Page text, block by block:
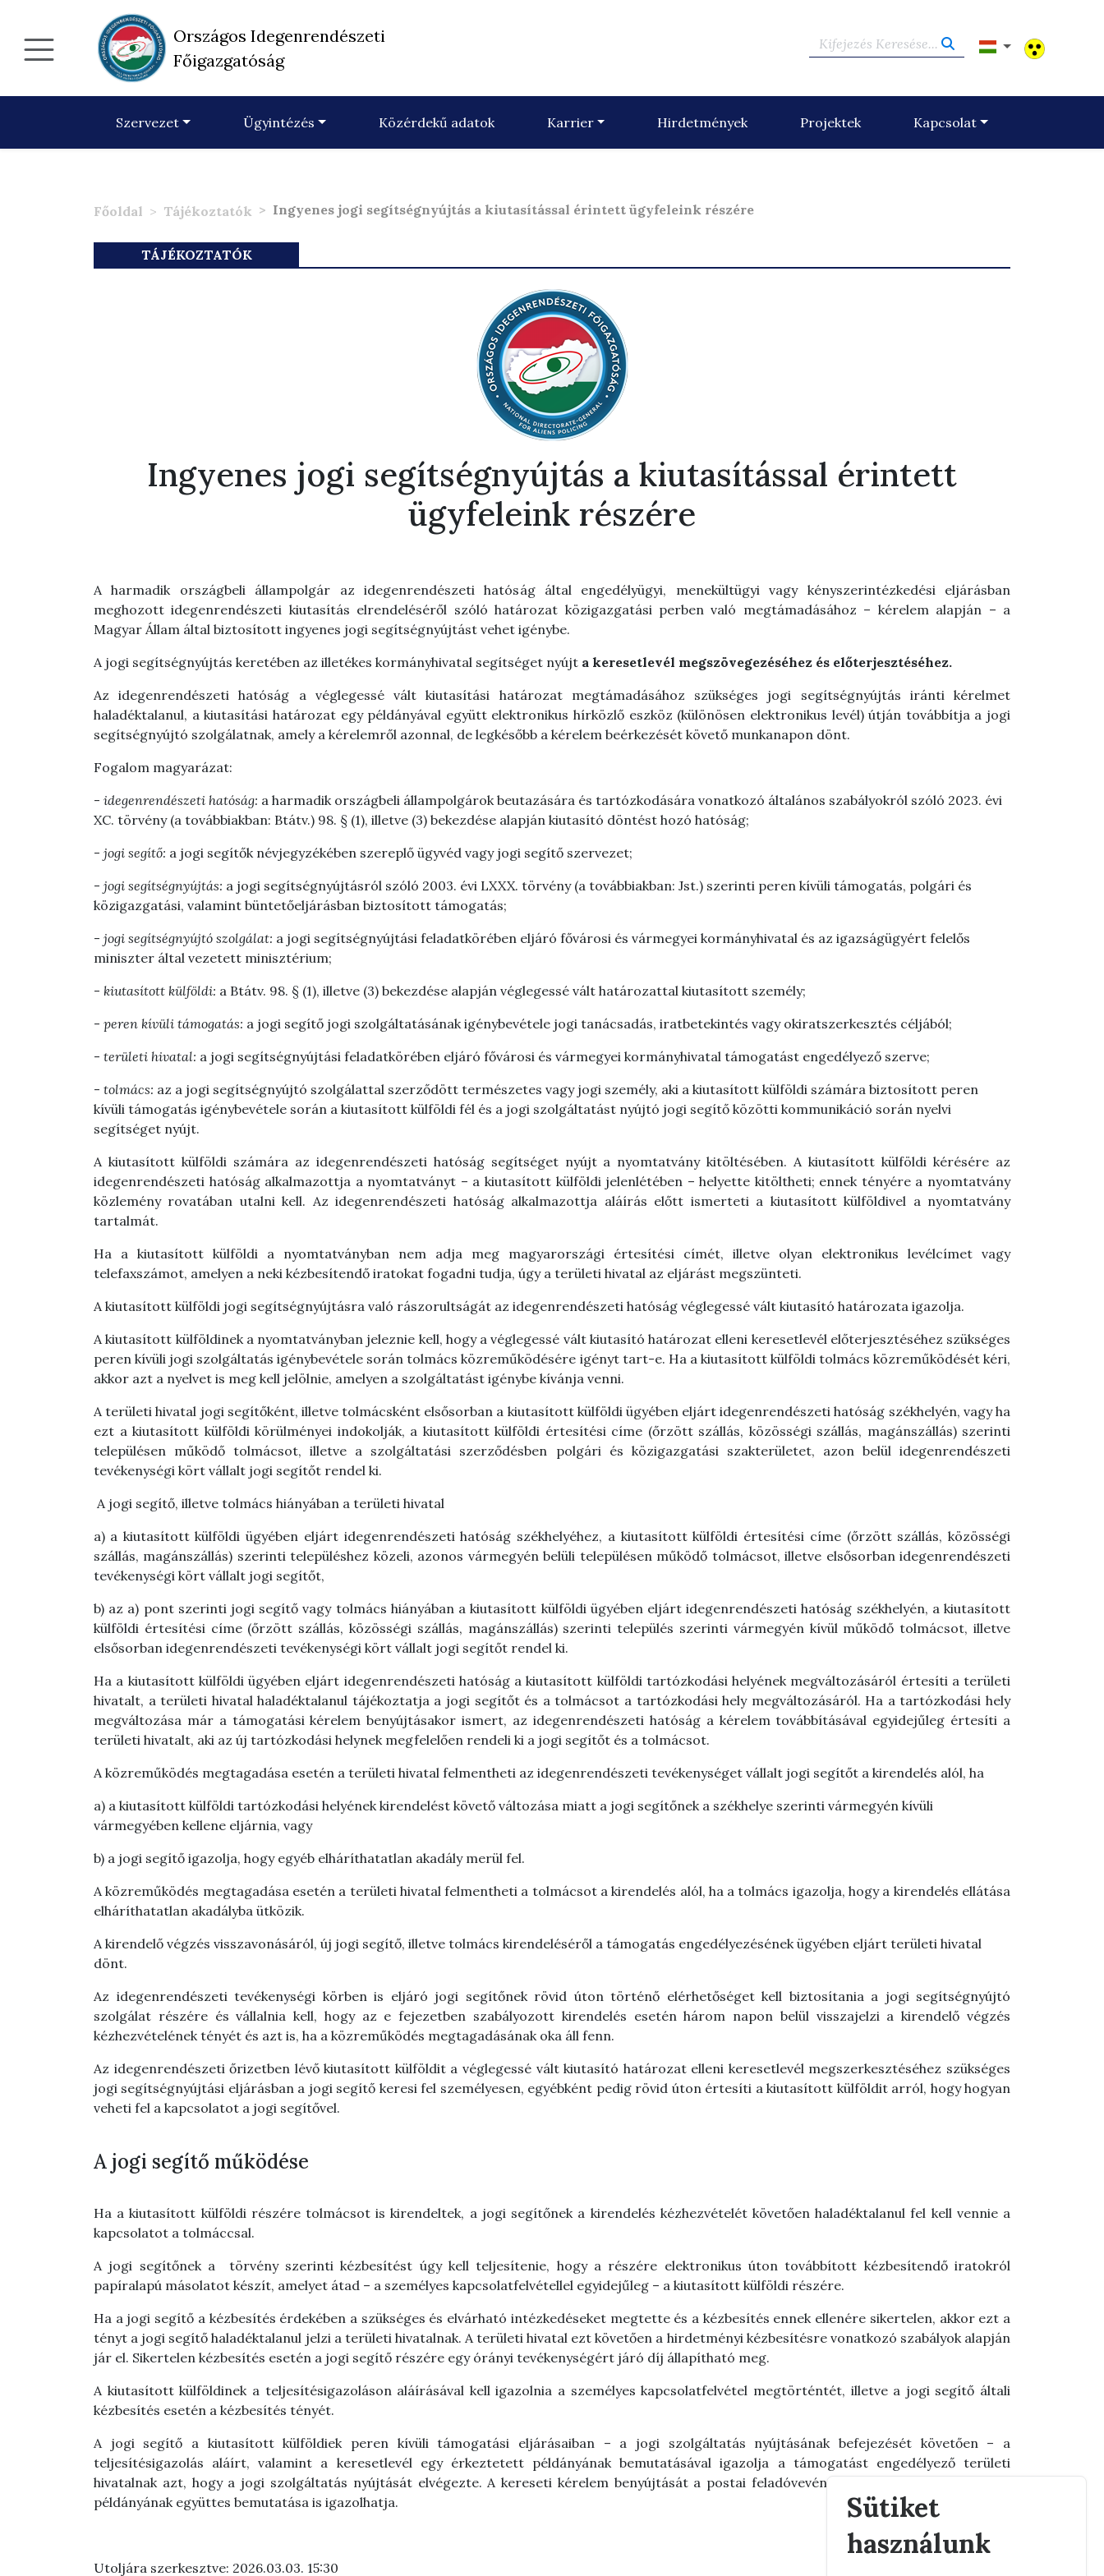
Országos Idegenrendészeti
Főigazgatóság
Kifejezés Keresése...
Szervezet Ügyintézés Közérdekű adatok Karrier Hirdetmények Projektek Kapcsolat
Főoldal Tájékoztatók Ingyenes jogi segítségnyújtás a kiutasítással érintett ügyfeleink részére
TÁJÉKOZTATÓK
Ingyenes jogi segítségnyújtás a kiutasítással érintett
ügyfeleink részére
A harmadik országbeli állampolgár az idegenrendészeti hatóság által engedélyügyi, menekültügyi vagy kényszerintézkedési eljárásban
meghozott idegenrendészeti kiutasítás elrendeléséről szóló határozat közigazgatási perben való megtámadásához – kérelem alapján – a
Magyar Állam által biztosított ingyenes jogi segítségnyújtást vehet igénybe.
A jogi segítségnyújtás keretében az illetékes kormányhivatal segítséget nyújt a keresetlevél megszövegezéséhez és előterjesztéséhez.
Az idegenrendészeti hatóság a véglegessé vált kiutasítási határozat megtámadásához szükséges jogi segítségnyújtás iránti kérelmet
haladéktalanul, a kiutasítási határozat egy példányával együtt elektronikus hírközlő eszköz (különösen elektronikus levél) útján továbbítja a jogi
segítségnyújtó szolgálatnak, amely a kérelemről azonnal, de legkésőbb a kérelem beérkezését követő munkanapon dönt.
Fogalom magyarázat:
- idegenrendészeti hatóság: a harmadik országbeli állampolgárok beutazására és tartózkodására vonatkozó általános szabályokról szóló 2023. évi
XC. törvény (a továbbiakban: Btátv.) 98. § (1), illetve (3) bekezdése alapján kiutasító döntést hozó hatóság;
- jogi segítő: a jogi segítők névjegyzékében szereplő ügyvéd vagy jogi segítő szervezet;
- jogi segítségnyújtás: a jogi segítségnyújtásról szóló 2003. évi LXXX. törvény (a továbbiakban: Jst.) szerinti peren kívüli támogatás, polgári és
közigazgatási, valamint büntetőeljárásban biztosított támogatás;
- jogi segítségnyújtó szolgálat: a jogi segítségnyújtási feladatkörében eljáró fővárosi és vármegyei kormányhivatal és az igazságügyért felelős
miniszter által vezetett minisztérium;
- kiutasított külföldi: a Btátv. 98. § (1), illetve (3) bekezdése alapján véglegessé vált határozattal kiutasított személy;
- peren kívüli támogatás: a jogi segítő jogi szolgáltatásának igénybevétele jogi tanácsadás, iratbetekintés vagy okiratszerkesztés céljából;
- területi hivatal: a jogi segítségnyújtási feladatkörében eljáró fővárosi és vármegyei kormányhivatal támogatást engedélyező szerve;
- tolmács: az a jogi segítségnyújtó szolgálattal szerződött természetes vagy jogi személy, aki a kiutasított külföldi számára biztosított peren
kívüli támogatás igénybevétele során a kiutasított külföldi fél és a jogi szolgáltatást nyújtó jogi segítő közötti kommunikáció során nyelvi
segítséget nyújt.
A kiutasított külföldi számára az idegenrendészeti hatóság segítséget nyújt a nyomtatvány kitöltésében. A kiutasított külföldi kérésére az
idegenrendészeti hatóság alkalmazottja a nyomtatványt – a kiutasított külföldi jelenlétében – helyette kitöltheti; ennek tényére a nyomtatvány
közlemény rovatában utalni kell. Az idegenrendészeti hatóság alkalmazottja aláírás előtt ismerteti a kiutasított külföldivel a nyomtatvány
tartalmát.
Ha a kiutasított külföldi a nyomtatványban nem adja meg magyarországi értesítési címét, illetve olyan elektronikus levélcímet vagy
telefaxszámot, amelyen a neki kézbesítendő iratokat fogadni tudja, úgy a területi hivatal az eljárást megszünteti.
A kiutasított külföldi jogi segítségnyújtásra való rászorultságát az idegenrendészeti hatóság véglegessé vált kiutasító határozata igazolja.
A kiutasított külföldinek a nyomtatványban jeleznie kell, hogy a véglegessé vált kiutasító határozat elleni keresetlevél előterjesztéséhez szükséges
peren kívüli jogi szolgáltatás igénybevétele során tolmács közreműködésére igényt tart-e. Ha a kiutasított külföldi tolmács közreműködését kéri,
akkor azt a nyelvet is meg kell jelölnie, amelyen a szolgáltatást igénybe kívánja venni.
A területi hivatal jogi segítőként, illetve tolmácsként elsősorban a kiutasított külföldi ügyében eljárt idegenrendészeti hatóság székhelyén, vagy ha
ezt a kiutasított külföldi körülményei indokolják, a kiutasított külföldi értesítési címe (őrzött szállás, közösségi szállás, magánszállás) szerinti
településen működő tolmácsot, illetve a szolgáltatási szerződésben polgári és közigazgatási szakterületet, azon belül idegenrendészeti
tevékenységi kört vállalt jogi segítőt rendel ki.
A jogi segítő, illetve tolmács hiányában a területi hivatal
a) a kiutasított külföldi ügyében eljárt idegenrendészeti hatóság székhelyéhez, a kiutasított külföldi értesítési címe (őrzött szállás, közösségi
szállás, magánszállás) szerinti településhez közeli, azonos vármegyén belüli településen működő tolmácsot, illetve elsősorban idegenrendészeti
tevékenységi kört vállalt jogi segítőt,
b) az a) pont szerinti jogi segítő vagy tolmács hiányában a kiutasított külföldi ügyében eljárt idegenrendészeti hatóság székhelyén, a kiutasított
külföldi értesítési címe (őrzött szállás, közösségi szállás, magánszállás) szerinti település szerinti vármegyén kívül működő tolmácsot, illetve
elsősorban idegenrendészeti tevékenységi kört vállalt jogi segítőt rendel ki.
Ha a kiutasított külföldi ügyében eljárt idegenrendészeti hatóság a kiutasított külföldi tartózkodási helyének megváltozásáról értesíti a területi
hivatalt, a területi hivatal haladéktalanul tájékoztatja a jogi segítőt és a tolmácsot a tartózkodási hely megváltozásáról. Ha a tartózkodási hely
megváltozása már a támogatási kérelem benyújtásakor ismert, az idegenrendészeti hatóság a kérelem továbbításával egyidejűleg értesíti a
területi hivatalt, aki az új tartózkodási helynek megfelelően rendeli ki a jogi segítőt és a tolmácsot.
A közreműködés megtagadása esetén a területi hivatal felmentheti az idegenrendészeti tevékenységet vállalt jogi segítőt a kirendelés alól, ha
a) a kiutasított külföldi tartózkodási helyének kirendelést követő változása miatt a jogi segítőnek a székhelye szerinti vármegyén kívüli
vármegyében kellene eljárnia, vagy
b) a jogi segítő igazolja, hogy egyéb elháríthatatlan akadály merül fel.
A közreműködés megtagadása esetén a területi hivatal felmentheti a tolmácsot a kirendelés alól, ha a tolmács igazolja, hogy a kirendelés ellátása
elháríthatatlan akadályba ütközik.
A kirendelő végzés visszavonásáról, új jogi segítő, illetve tolmács kirendeléséről a támogatás engedélyezésének ügyében eljárt területi hivatal
dönt.
Az idegenrendészeti tevékenységi körben is eljáró jogi segítőnek rövid úton történő elérhetőséget kell biztosítania a jogi segítségnyújtó
szolgálat részére és vállalnia kell, hogy az e fejezetben szabályozott kirendelés esetén három napon belül visszajelzi a kirendelő végzés
kézhezvételének tényét és azt is, ha a közreműködés megtagadásának oka áll fenn.
Az idegenrendészeti őrizetben lévő kiutasított külföldit a véglegessé vált kiutasító határozat elleni keresetlevél megszerkesztéséhez szükséges
jogi segítségnyújtási eljárásban a jogi segítő keresi fel személyesen, egyébként pedig rövid úton értesíti a kiutasított külföldit arról, hogy hogyan
veheti fel a kapcsolatot a jogi segítővel.
A jogi segítő működése
Ha a kiutasított külföldi részére tolmácsot is kirendeltek, a jogi segítőnek a kirendelés kézhezvételét követően haladéktalanul fel kell vennie a
kapcsolatot a tolmáccsal.
A jogi segítőnek a
törvény szerinti kézbesítést úgy kell teljesítenie, hogy a részére elektronikus úton továbbított kézbesítendő iratokról
papíralapú másolatot készít, amelyet átad – a személyes kapcsolatfelvétellel egyidejűleg – a kiutasított külföldi részére.
Ha a jogi segítő a kézbesítés érdekében a szükséges és elvárható intézkedéseket megtette és a kézbesítés ennek ellenére sikertelen, akkor ezt a
tényt a jogi segítő haladéktalanul jelzi a területi hivatalnak. A területi hivatal ezt követően a hirdetményi kézbesítésre vonatkozó szabályok alapján
jár el. Sikertelen kézbesítés esetén a jogi segítő részére egy órányi tevékenységért járó díj állapítható meg.
A kiutasított külföldinek a teljesítésigazoláson aláírásával kell igazolnia a személyes kapcsolatfelvétel megtörténtét, illetve a jogi segítő általi
kézbesítés esetén a kézbesítés tényét.
A jogi segítő a kiutasított külföldiek peren kívüli támogatási eljárásaiban – a jogi szolgáltatás nyújtásának befejezését követően – a
teljesítésigazolás aláírt, valamint a keresetlevél egy érkeztetett példányának bemutatásával igazolja a támogatást engedélyező területi
hivatalnak azt, hogy a jogi szolgáltatás nyújtását elvégezte. A kereseti kérelem benyújtását a postai feladóvevény és a kérelem egy másolati
példányának együttes bemutatása is igazolhatja.
Utoljára szerkesztve: 2026.03.03. 15:30
Sütiket
használunk